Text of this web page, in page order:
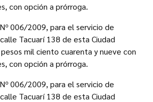
con opción a prórroga.
006/2009, para el servicio de
Tacuarí 138 de esta Ciudad
pesos mil ciento cuarenta y nueve con
con opción a prórroga.
006/2009, para el servicio de
Tacuarí 138 de esta Ciudad